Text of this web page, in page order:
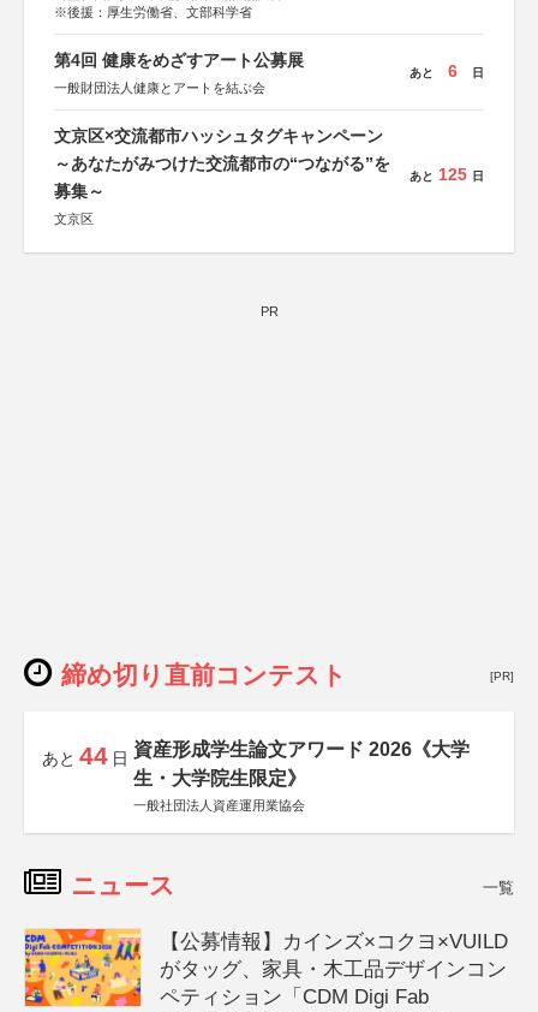
※後援：厚生労働省、文部科学省
第4回 健康をめざすアート公募展
一般財団法人健康とアートを結ぶ会
あと 6 日
文京区×交流都市ハッシュタグキャンペーン
～あなたがみつけた交流都市の“つながる”を
募集～
文京区
あと 125 日
PR
締め切り直前コンテスト [PR]
あと 44 日 資産形成学生論文アワード 2026《大学
生・大学院生限定》
一般社団法人資産運用業協会
ニュース 一覧
【公募情報】カインズ×コクヨ×VUILD
がタッグ、家具・木工品デザインコン
ペティション「CDM Digi Fab